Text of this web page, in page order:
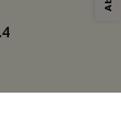
jederzeit abmelden.